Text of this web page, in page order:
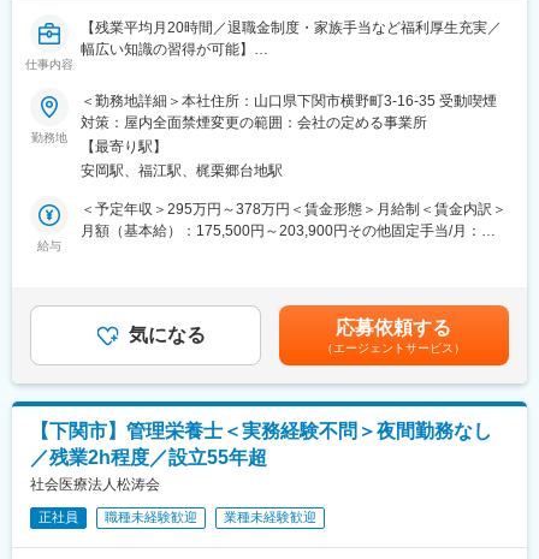
仕事内容
【残業平均月20時間／退職金制度・家族手当など福利厚生充実／
幅広い知識の習得が可能】
■業務内容：
グループ会社20名程度の給与計算や社会保険・給付関係の資料の
作成などをお任せ致します。
■業務詳細：
ご経験やスキルによりますが、まずは社労士さんへの提出資料と
して、
※法人全体の給与計算は外部委託しています。
心に担当し、1名は労務管理、システム関連業務を中心に担当して
おりますので、コミュニケーションを図りながら、幅広い業務を
少人数で実施しています。
■キャリアパス：
法人全体の中心として、他部署への発信が必要な機会もありま
す。業務の本質をしっかりと理解し、幅広い知識の習得にも繋が
勤務地
＜勤務地詳細＞本社住所：山口県下関市横野町3-16-35 受動喫煙
対策：屋内全面禁煙変更の範囲：会社の定める事業所
【最寄り駅】
安岡駅、福江駅、梶栗郷台地駅
給与
＜予定年収＞295万円～378万円＜賃金形態＞月給制＜賃金内訳＞
月額（基本給）：175,500円～203,900円その他固定手当/月：
与：年2回（7月、12月）賃金はあくまでも目安の金額であり、選
考を通じて上下する可能性があります。月給(月額)は固定手当を含
めた表記です。
気になる 応募依頼する
（エージェントサービス）
【下関市】管理栄養士＜実務経験不問＞夜間勤務なし
／残業2h程度／設立55年超
社会医療法人松涛会
正社員 職種未経験歓迎 業種未経験歓迎